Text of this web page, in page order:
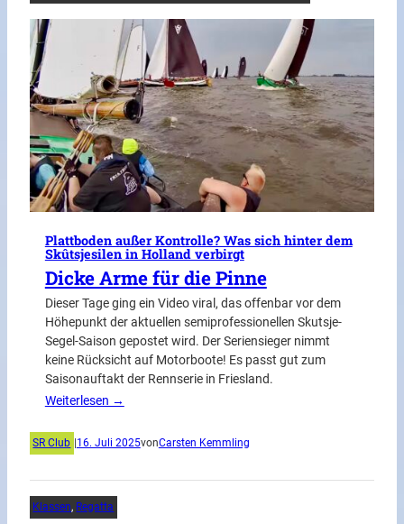
Plattboden außer Kontrolle? Was sich hinter dem
Skûtsjesilen in Holland verbirgt
Dicke Arme für die Pinne
Dieser Tage ging ein Video viral, das offenbar vor dem
Höhepunkt der aktuellen semiprofessionellen Skutsje-
Segel-Saison gepostet wird. Der Seriensieger nimmt
keine Rücksicht auf Motorboote! Es passt gut zum
Saisonauftakt der Rennserie in Friesland.
Weiterlesen →
SR Club 16. Juli 2025vonCarsten Kemmling
Klassen, Regatta